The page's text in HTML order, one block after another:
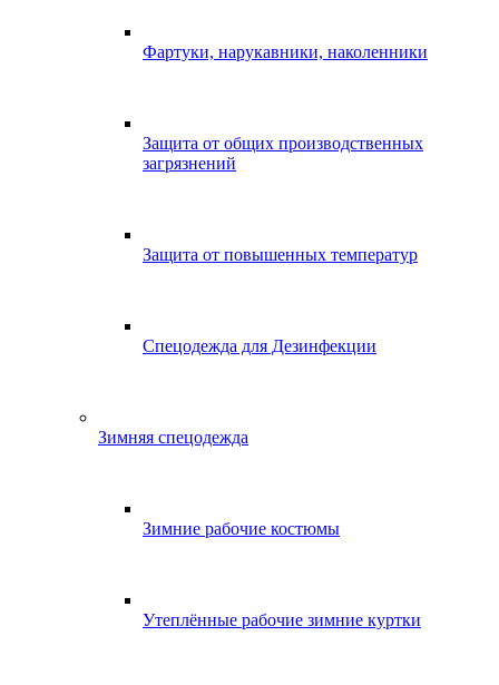
Фартуки, нарукавники, наколенники
Защита от общих производственных
загрязнений
Защита от повышенных температур
Спецодежда для Дезинфекции
Зимняя спецодежда
Зимние рабочие костюмы
Утеплённые рабочие зимние куртки